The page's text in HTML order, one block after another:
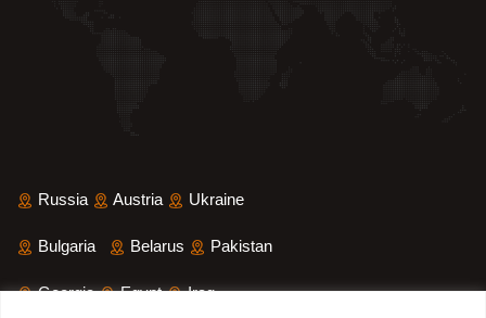
Russia Austria Ukraine
Bulgaria Belarus Pakistan
Georgia Egypt Iraq